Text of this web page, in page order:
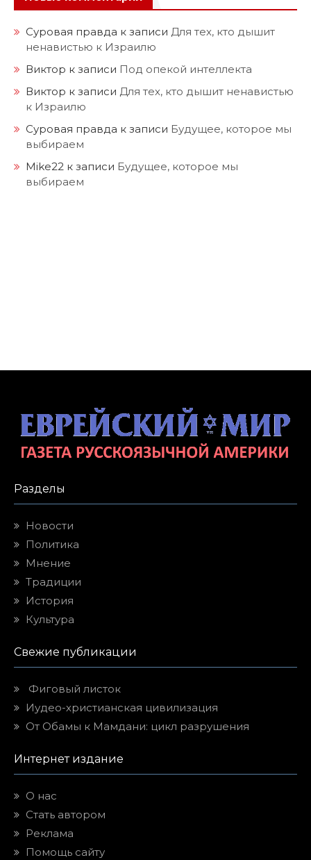
Суровая правда к записи Для тех, кто дышит
ненавистью к Израилю
Виктор к записи Под опекой интеллекта
Виктор к записи Для тех, кто дышит ненавистью
к Израилю
Суровая правда к записи Будущее, которое мы
выбираем
Mike22 к записи Будущее, которое мы
выбираем
Разделы
Новости
Политика
Мнение
Традиции
История
Культура
Свежие публикации
Фиговый листок
Иудео-христианская цивилизация
От Обамы к Мамдани: цикл разрушения
Интернет издание
О нас
Стать автором
Реклама
Помощь сайту